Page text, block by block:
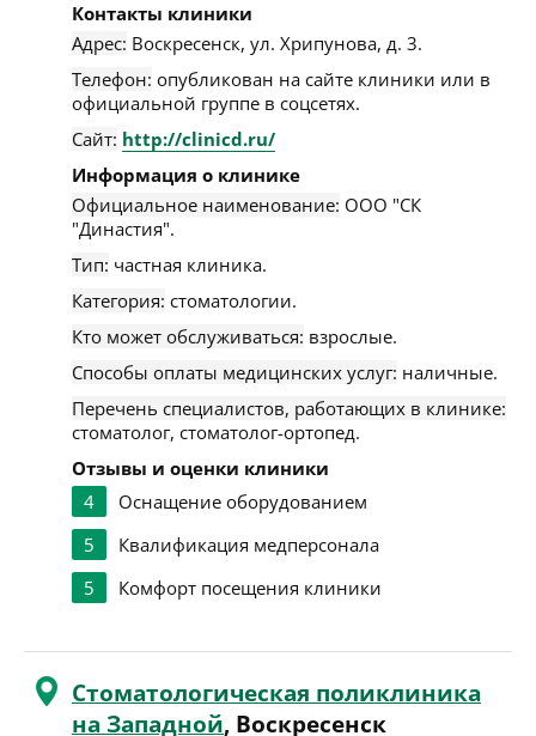
Контакты клиники
Адрес: Воскресенск, ул. Хрипунова, д. 3.
Телефон: опубликован на сайте клиники или в
официальной группе в соцсетях.
Сайт: http://clinicd.ru/
Информация о клинике
Официальное наименование: ООО "СК
"Династия".
Тип: частная клиника.
Категория: стоматологии.
Кто может обслуживаться: взрослые.
Способы оплаты медицинских услуг: наличные.
Перечень специалистов, работающих в клинике:
стоматолог, стоматолог-ортопед.
Отзывы и оценки клиники
4
Оснащение оборудованием
5
Квалификация медперсонала
5
Комфорт посещения клиники
Стоматологическая поликлиника
на Западной, Воскресенск